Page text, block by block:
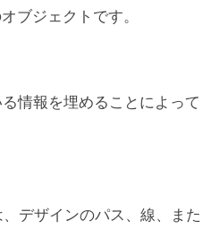
ブジェクトです。
情報を埋めることによって
デザインのパス、線、また